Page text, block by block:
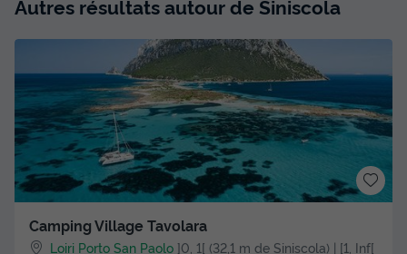
Autres résultats autour de Siniscola
Camping Village Tavolara
Loiri Porto San Paolo ]0, 1[ (32,1 m de Siniscola) | [1, Inf[